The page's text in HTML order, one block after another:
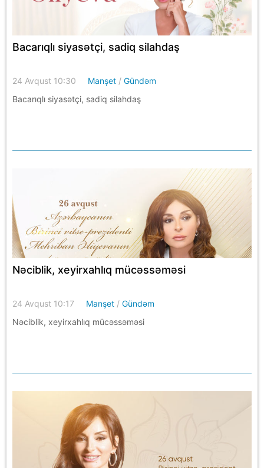
Bacarıqlı siyasətçi, sadiq silahdaş
24 Avqust 10:30 Manşet /Gündəm
Bacarıqlı siyasətçi, sadiq silahdaş
Nəciblik, xeyirxahlıq mücəssəməsi
24 Avqust 10:17 Manşet /Gündəm
Nəciblik, xeyirxahlıq mücəssəməsi